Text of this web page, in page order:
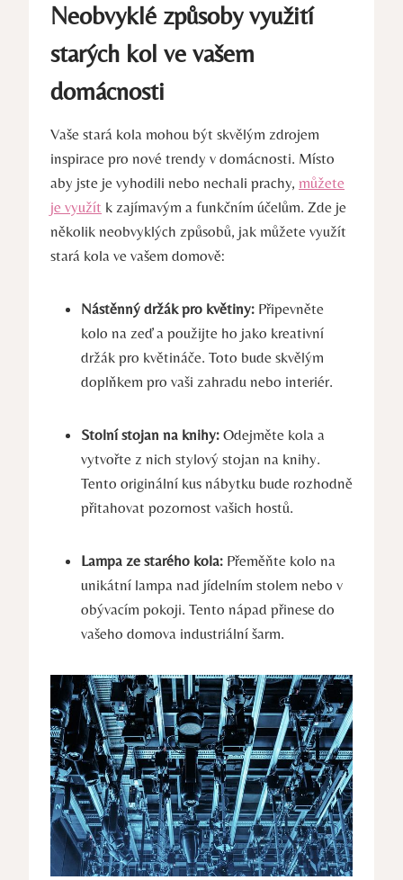
Neobvyklé způsoby využití
starých kol ve vašem
domácnosti
Vaše stará kola mohou být skvělým zdrojem
inspirace pro nové trendy v domácnosti. Místo
aby jste je vyhodili nebo nechali prachy, můžete
je využít k zajímavým a funkčním účelům. Zde je
několik neobvyklých způsobů, jak můžete využít
stará kola ve vašem domově:
Nástěnný držák pro květiny: Připevněte
kolo na zeď a použijte ho jako kreativní
držák pro květináče. Toto bude skvělým
doplňkem pro vaši zahradu nebo interiér.
Stolní stojan na knihy: Odejměte kola a
vytvořte z nich stylový stojan na knihy.
Tento originální kus nábytku bude rozhodně
přitahovat pozornost vašich hostů.
Lampa ze starého kola: Přeměňte kolo na
unikátní lampa nad jídelním stolem nebo v
obývacím pokoji. Tento nápad přinese do
vašeho domova industriální šarm.